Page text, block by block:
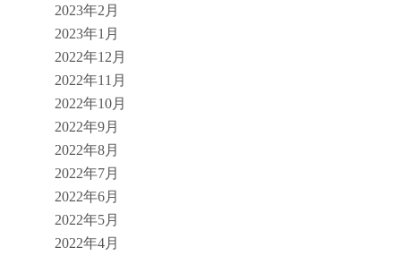
2023年2月
2023年1月
2022年12月
2022年11月
2022年10月
2022年9月
2022年8月
2022年7月
2022年6月
2022年5月
2022年4月